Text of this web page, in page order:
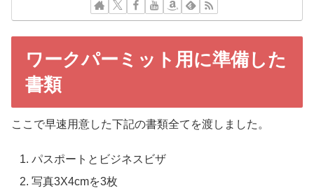
ワークパーミット用に準備した
書類
ここで早速用意した下記の書類全てを渡しました。
パスポートとビジネスビザ
写真3X4cmを3枚